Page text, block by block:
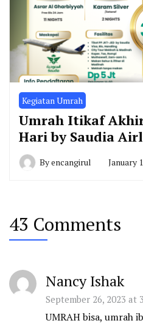
Kegiatan Umrah
Umrah Itikaf
Hari by Saudia
Byencangirul January
43 Comments
Nancy Ishak
September 26, 2023 at
UMRAH bisa, umrah